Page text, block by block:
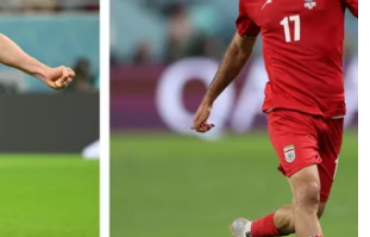
compañía perteneciente a Better Collective.
Todos los derechos reservados